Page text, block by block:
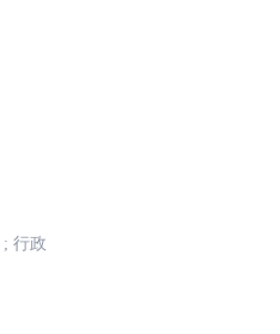
; 行政